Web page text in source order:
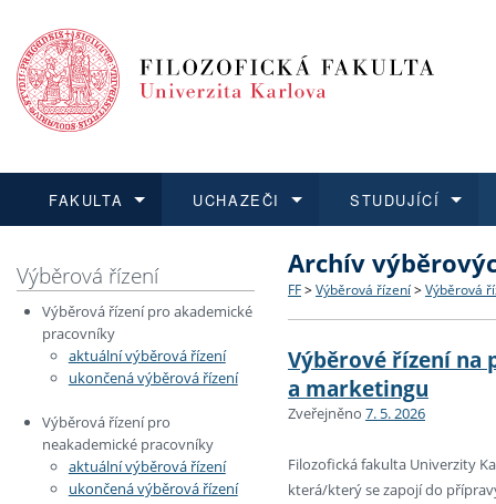
FAKULTA
Dozvědět se více
Struktura a historie
Strategie a další
Podpora a benefity pro
Fakultní školy FF UK
UCHAZEČI
Podat přihlášku
Co studovat a jak se
Učitelské studijní
Informace k průběhu
STUDUJÍCÍ
Dozvědět se více
Bakalářské a magisterské
Doktorské studium
Rigorózní řízení
Dozvědět se více
O vědě a výzkumu na FF
Akademické kvalifikace
Granty a projekty
Dozvědět se více
Aktuální nabídky a
Vyjíždějící studenti
Přijíždějící studenti
Výběrová řízení
Výběrová řízení pro akademické
pracovníky
aktuální výběrová řízení
ukončená výběrová řízení
Výběrová řízení pro
neakademické pracovníky
aktuální výběrová řízení
ukončená výběrová řízení
Archív
FF > Výběrová řízení > Výběrová
Výběrové řízení na
a marketingu
Zveřejněno 7. 5. 2026
Filozofická fakulta Univerzity
která/který se zapojí do